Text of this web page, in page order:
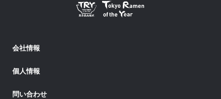
会社情報
個人情報
問い合わせ